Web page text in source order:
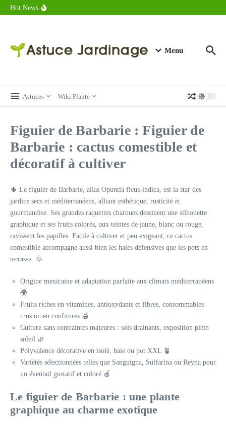
Aller au contenu
Hot News
Combien de calories dans un croque monsieur en 2025 ?
Menu
Astuces Wiki Plante
Figuier de Barbarie : Figuier de
Barbarie : cactus comestible et
décoratif à cultiver
🌵 Le figuier de Barbarie, alias Opuntia ficus-indica, est la star des
jardins secs et méditerranéens, alliant esthétique, rusticité et
gourmandise. Ses grandes raquettes charnues dessinent une silhouette
graphique et ses fruits colorés, aux teintes de jaune, blanc ou rouge,
ravissent les papilles. Facile à cultiver et peu exigeant, ce cactus
comestible accompagne aussi bien les haies défensives que les pots en
terrasse. 🌞
Origine mexicaine et adaptation parfaite aux climats méditerranéens
🌍
Fruits riches en vitamines, antioxydants et fibres, consommables
crus ou en confitures 🍯
Culture sans contraintes majeures : sols drainants, exposition plein
soleil 🌿
Polyvalence décorative en isolé, haie ou pot XXL 🪴
Variétés sélectionnées telles que Sanguigna, Sulfarina ou Reyna pour
un éventail gustatif et coloré 🍎
Le figuier de Barbarie : une plante
graphique au charme exotique